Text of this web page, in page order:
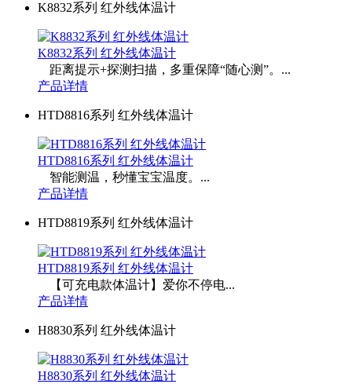
K8832系列 红外线体温计
K8832系列 红外线体温计
距离提示+探测扫描，多重保障“随心测”。...
产品详情
HTD8816系列 红外线体温计
HTD8816系列 红外线体温计
智能测温，秒懂宝宝温度。...
产品详情
HTD8819系列 红外线体温计
HTD8819系列 红外线体温计
【可充电款体温计】爱你不停电...
产品详情
H8830系列 红外线体温计
H8830系列 红外线体温计